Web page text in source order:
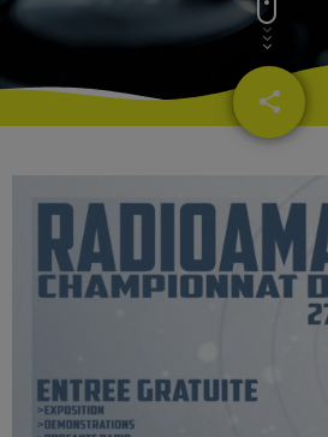
share
email